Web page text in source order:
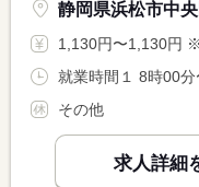
静岡県浜松市中
1,130円〜1,130円 ※フルタイム求人の
就業時間１ 8時00
その他
求人詳細